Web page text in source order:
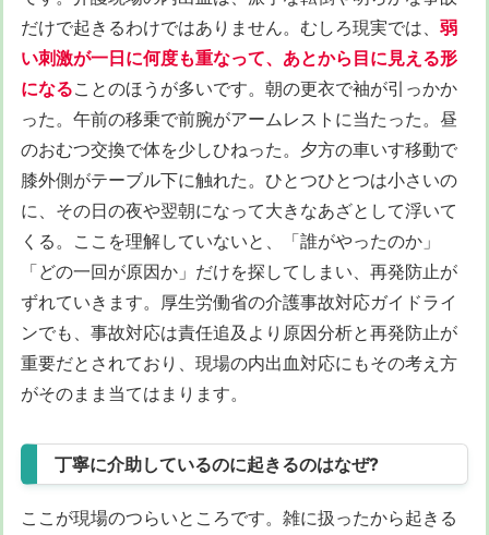
だけで起きるわけではありません。むしろ現実では、 弱
い刺激が一日に何度も重なって、あとから目に見える形
になることのほうが多いです。朝の更衣で袖が引っかか
った。午前の移乗で前腕がアームレストに当たった。昼
のおむつ交換で体を少しひねった。夕方の車いす移動で
膝外側がテーブル下に触れた。ひとつひとつは小さいの
に、その日の夜や翌朝になって大きなあざとして浮いて
くる。ここを理解していないと、「誰がやったのか」
「どの一回が原因か」だけを探してしまい、再発防止が
ずれていきます。厚生労働省の介護事故対応ガイドライ
ンでも、事故対応は責任追及より原因分析と再発防止が
重要だとされており、現場の内出血対応にもその考え方
がそのまま当てはまります。
丁寧に介助しているのに起きるのはなぜ?
ここが現場のつらいところです。雑に扱ったから起きる